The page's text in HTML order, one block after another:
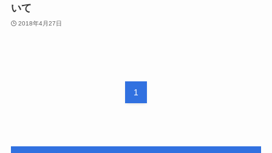
いて
2018年4月27日
1